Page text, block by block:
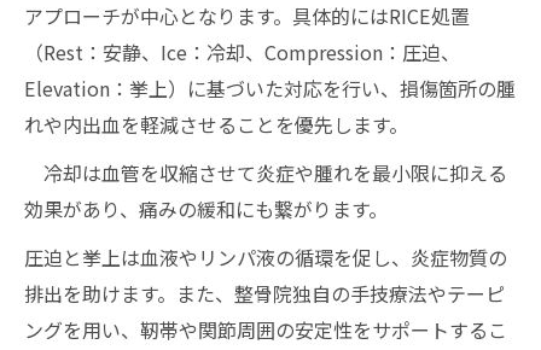
アプローチが中心となります。具体的にはRICE処置
（Rest：安静、Ice：冷却、Compression：圧迫、
Elevation：挙上）に基づいた対応を行い、損傷箇所の腫
れや内出血を軽減させることを優先します。
冷却は血管を収縮させて炎症や腫れを最小限に抑える
効果があり、痛みの緩和にも繋がります。
圧迫と挙上は血液やリンパ液の循環を促し、炎症物質の
排出を助けます。また、整骨院独自の手技療法やテーピ
ングを用い、靭帯や関節周囲の安定性をサポートするこ